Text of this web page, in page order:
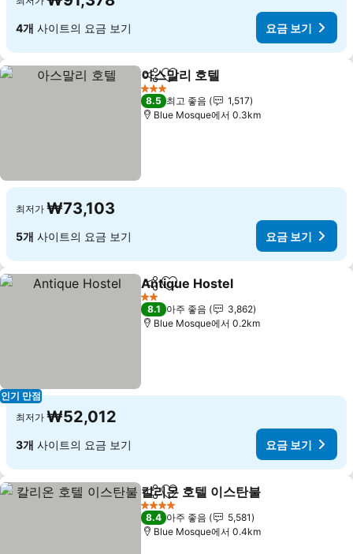
4개 사이트의 요금 보기 요금 보기
공유 즐겨찾기에 추가
아스말리 호텔
3 성급
8.5 최고 좋음
1,517
Blue Mosque에서 0.3km
최저가 ₩73,103
5개 사이트의 요금 보기 요금 보기
인기 만점
공유 즐겨찾기에 추가
Antique Hostel
2 성급
8.1 아주 좋음
3,862
Blue Mosque에서 0.2km
최저가 ₩52,012
3개 사이트의 요금 보기 요금 보기
공유 즐겨찾기에 추가
칼리온 호텔 이스탄불
4 성급
8.4 아주 좋음
5,581
Blue Mosque에서 0.4km